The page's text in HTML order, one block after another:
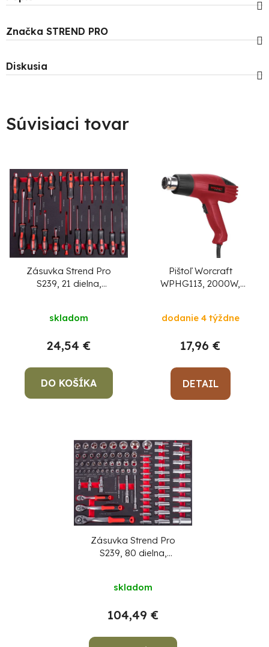
Značka STREND PRO
Diskusia
Súvisiaci tovar
Zásuvka Strend Pro
S239, 21 dielna,
skladom
24,54 €
DO KOŠÍKA
Pištoľ Worcraft
WPHG113, 2000W,
dodanie 4 týždne
17,96 €
DETAIL
Zásuvka Strend Pro
S239, 80 dielna,
dielenského vozíka
skladom
104,49 €